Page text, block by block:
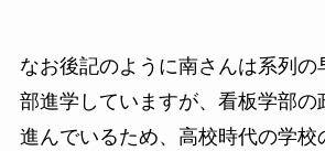
なお後記のように南さんは系列の
部進学していますが、看板学部の
進んでいるため、高校時代の学校